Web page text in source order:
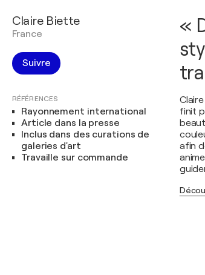
Claire Biette
France
Suivre
RÉFÉRENCES
Rayonnement international
Article dans la presse
Inclus dans des curations de
galeries d'art
Travaille sur commande
«
finit
afin